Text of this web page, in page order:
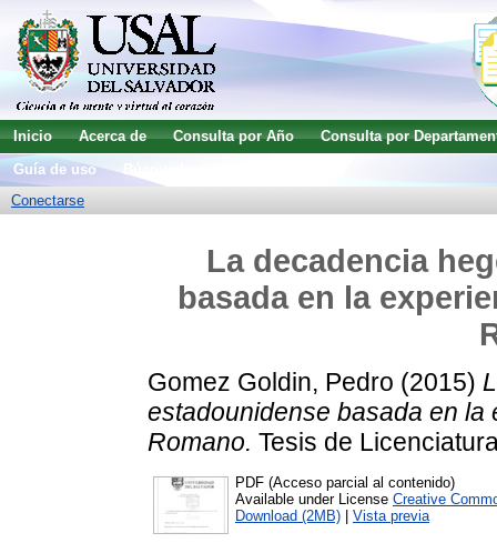
Inicio Acerca de Consulta por Año
Consulta por
Guía de uso
Conectarse
La decadencia
basada en la
Gomez Goldin, Pedro (2015)
estadounidense basada en
Romano. Tesis de
PDF (Acceso parcial al contenido)
Available under License Creative
Download (2MB)
Vista previa